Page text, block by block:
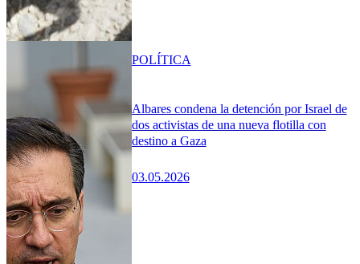
Albares condena la detención por Israel de
dos activistas de una nueva flotilla con
destino a Gaza
03.05.2026
POLÍTICA